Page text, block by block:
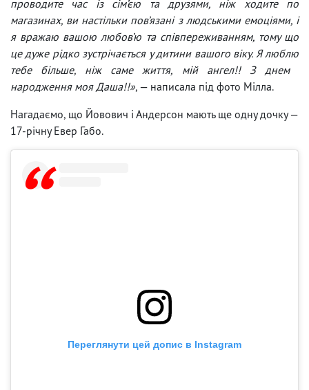
проводите час із сім’єю та друзями, ніж ходите по
магазинах, ви настільки пов’язані з людськими емоціями, і
я вражаю вашою любов’ю та співпереживанням, тому що
це дуже рідко зустрічається у дитини вашого віку. Я люблю
тебе більше, ніж саме життя, мій ангел!! З днем ​​
народження моя Даша!!», — написала під фото Мілла.
Нагадаємо, що Йовович і Андерсон мають ще одну дочку —
17-річну Евер Габо.
Переглянути цей допис в Instagram